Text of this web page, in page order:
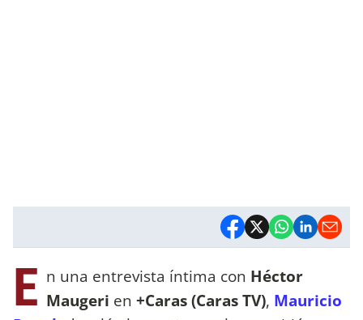
E n una entrevista íntima con Héctor
Maugeri en +Caras (Caras TV), Mauricio